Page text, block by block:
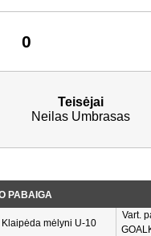
0
Teisėjai
Neilas Umbrasas
PABAIGA
Klaipėda mėlyni U-10
Vart.